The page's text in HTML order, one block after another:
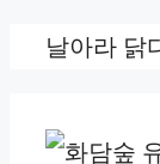
날아라 닭